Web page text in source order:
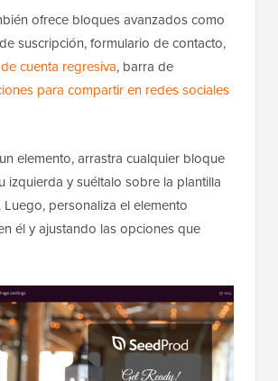
ofrece bloques avanzados como
suscripción, formulario de contacto,
cuenta regresiva, barra de
para compartir en redes sociales
elemento, arrastra cualquier bloque
izquierda y suéltalo sobre la plantilla
personaliza el elemento
él y ajustando las opciones que